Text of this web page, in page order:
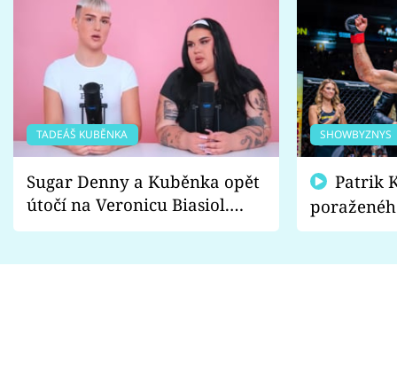
TADEÁŠ KUBĚNKA
Sugar Denny a Kuběnka opět
útočí na Veronicu Biasiol.
Proč je podle nich falešná a
SHOWBYZNYS
fanoušci